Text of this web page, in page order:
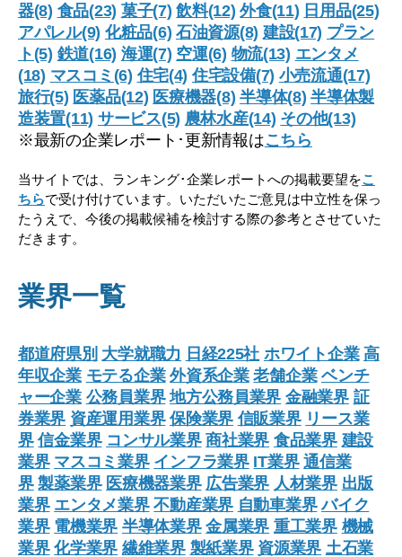
器(8) 食品(23) 菓子(7) 飲料(12) 外食(11) 日用品(25)
アパレル(9) 化粧品(6) 石油資源(8) 建設(17) プラン
ト(5) 鉄道(16) 海運(7) 空運(6) 物流(13) エンタメ
(18) マスコミ(6) 住宅(4) 住宅設備(7) 小売流通(17)
旅行(5) 医薬品(12) 医療機器(8) 半導体(8) 半導体製
造装置(11) サービス(5) 農林水産(14) その他(13)
※最新の企業レポート･更新情報はこちら
当サイトでは、ランキング･企業レポートへの掲載要望をこ
ちらで受け付けています。いただいたご意見は中立性を保っ
たうえで、今後の掲載候補を検討する際の参考とさせていた
だきます。
業界一覧
都道府県別 大学就職力 日経225社 ホワイト企業 高
年収企業 モテる企業 外資系企業 老舗企業 ベンチ
ャー企業 公務員業界 地方公務員業界 金融業界 証
券業界 資産運用業界 保険業界 信販業界 リース業
界 信金業界 コンサル業界 商社業界 食品業界 建設
業界 マスコミ業界 インフラ業界 IT業界 通信業
界 製薬業界 医療機器業界 広告業界 人材業界 出版
業界 エンタメ業界 不動産業界 自動車業界 バイク
業界 電機業界 半導体業界 金属業界 重工業界 機械
業界 化学業界 繊維業界 製紙業界 資源業界 土石業